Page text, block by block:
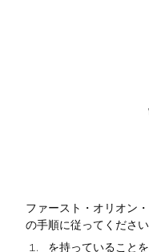
ファースト・オリオン
の手順に従ってください
を持っていること